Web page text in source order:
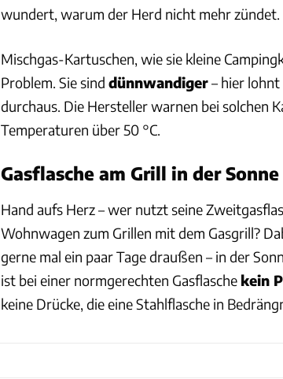
wundert, warum der Herd nicht mehr zündet.
Mischgas-Kartuschen, wie sie kleine
Problem. Sie sind dünnwandiger– hier lohnt
durchaus. Die Hersteller warnen bei solchen
Temperaturen über 50 °C.
Gasflasche am Grill in der Sonne
Hand aufs Herz – wer nutzt seine
Wohnwagen zum Grillen mit dem Gasgrill?
gerne mal ein paar Tage draußen – in der
ist bei einer normgerechten Gasflasche kein
keine Drücke, die eine Stahlflasche in